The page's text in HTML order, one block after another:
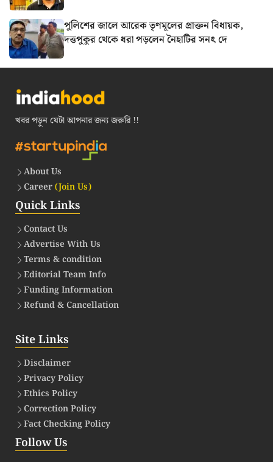
পুলিশের জালে আরেক তৃণমূলের প্রাক্তন বিধায়ক,
দত্তপুকুর থেকে ধরা পড়লেন নৈহাটির সনৎ দে
খবর পড়ুন যেটা আপনার জন্য জরুরি !!
About Us
Career(Join Us)
Quick Links
Contact Us
Advertise With Us
Terms & condition
Editorial Team Info
Funding Information
Refund & Cancellation
Site Links
Disclaimer
Privacy Policy
Ethics Policy
Correction Policy
Fact Checking Policy
Follow Us